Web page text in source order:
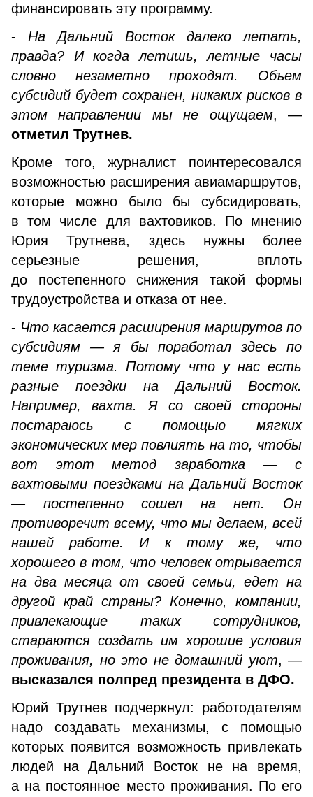
финансировать эту программу.
- На Дальний Восток далеко летать,
правда? И когда летишь, летные часы
словно незаметно проходят. Объем
субсидий будет сохранен, никаких рисков в
этом направлении мы не ощущаем, —
отметил Трутнев.
Кроме того, журналист поинтересовался
возможностью расширения авиамаршрутов,
которые можно было бы субсидировать,
в том числе для вахтовиков. По мнению
Юрия Трутнева, здесь нужны более
серьезные решения, вплоть
до постепенного снижения такой формы
трудоустройства и отказа от нее.
- Что касается расширения маршрутов по
субсидиям — я бы поработал здесь по
теме туризма. Потому что у нас есть
разные поездки на Дальний Восток.
Например, вахта. Я со своей стороны
постараюсь с помощью мягких
экономических мер повлиять на то, чтобы
вот этот метод заработка — с
вахтовыми поездками на Дальний Восток
— постепенно сошел на нет. Он
противоречит всему, что мы делаем, всей
нашей работе. И к тому же, что
хорошего в том, что человек отрывается
на два месяца от своей семьи, едет на
другой край страны? Конечно, компании,
привлекающие таких сотрудников,
стараются создать им хорошие условия
проживания, но это не домашний уют, —
высказался полпред президента в ДФО.
Юрий Трутнев подчеркнул: работодателям
надо создавать механизмы, с помощью
которых появится возможность привлекать
людей на Дальний Восток не на время,
а на постоянное место проживания. По его